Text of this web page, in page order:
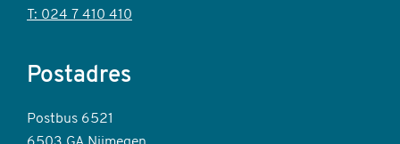
T: 024 7 410 410
Postadres
Postbus 6521